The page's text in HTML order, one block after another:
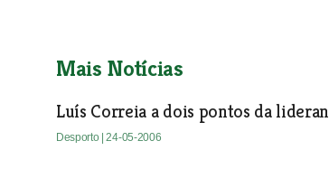
Mais Notícias
Luís Correia a dois pontos da
Desporto | 24-05-2006